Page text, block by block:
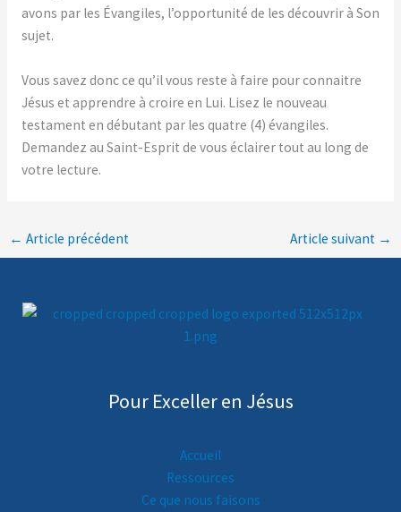
avons par les Évangiles, l’opportunité de les découvrir à Son
sujet.
Vous savez donc ce qu’il vous reste à faire pour connaitre
Jésus et apprendre à croire en Lui. Lisez le nouveau
testament en débutant par les quatre (4) évangiles.
Demandez au Saint-Esprit de vous éclairer tout au long de
votre lecture.
← Article précédent Article suivant →
Pour Exceller en Jésus
Accueil
Ressources
Ce que nous faisons